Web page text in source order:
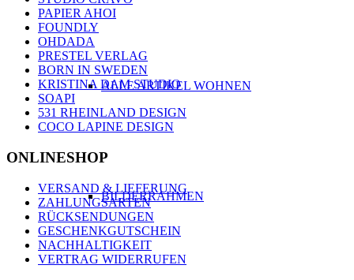
ALLE ARTIKEL WOHNEN
BILDERRAHMEN
PAPIER AHOI
FOUNDLY
OHDADA
PRESTEL VERLAG
BORN IN SWEDEN
KRISTINA DAM STUDIO
SOAPI
531 RHEINLAND DESIGN
COCO LAPINE DESIGN
ONLINESHOP
VERSAND & LIEFERUNG
ZAHLUNGSARTEN
RÜCKSENDUNGEN
GESCHENKGUTSCHEIN
NACHHALTIGKEIT
VERTRAG WIDERRUFEN